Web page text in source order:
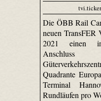
tvi.ticker
Die ÖBB Rail
neuen TransFER
2021 einen
Anschluss
Quadrante
Terminal
Rundläufen pro